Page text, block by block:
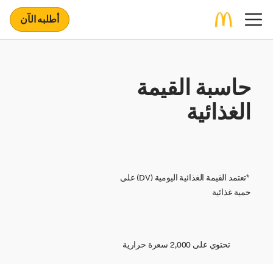
أطلبه الآن
حاسبة القيمة
الغذائية
*تعتمد القيمة الغذائية اليومية (DV) على
حمية غذائية
تحتوي على 2,000 سعرة حرارية